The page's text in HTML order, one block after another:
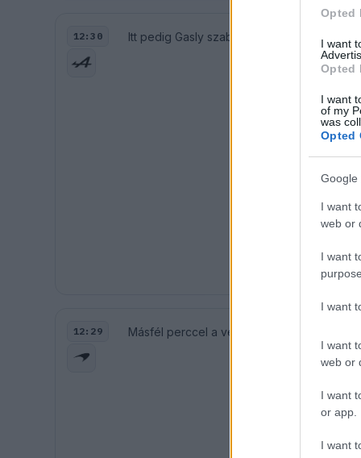
Opted
I want
Opted
I want
of my
was
Opted
Google
I want
web or
I want
I want
I want
web or
I want
or app.
I want
12:30 Itt pedig Gasly szabadedzésének vége:
12:29 Másfél perccel a vége előtt így áll a